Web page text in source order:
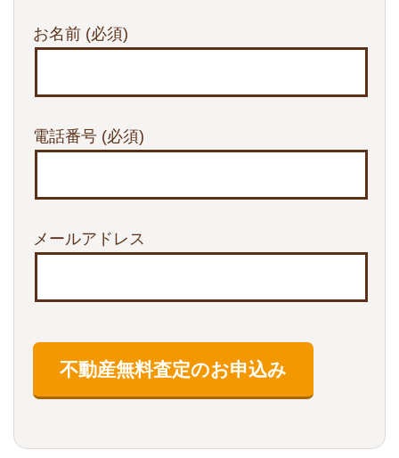
お名前 (必須)
電話番号 (必須)
メールアドレス